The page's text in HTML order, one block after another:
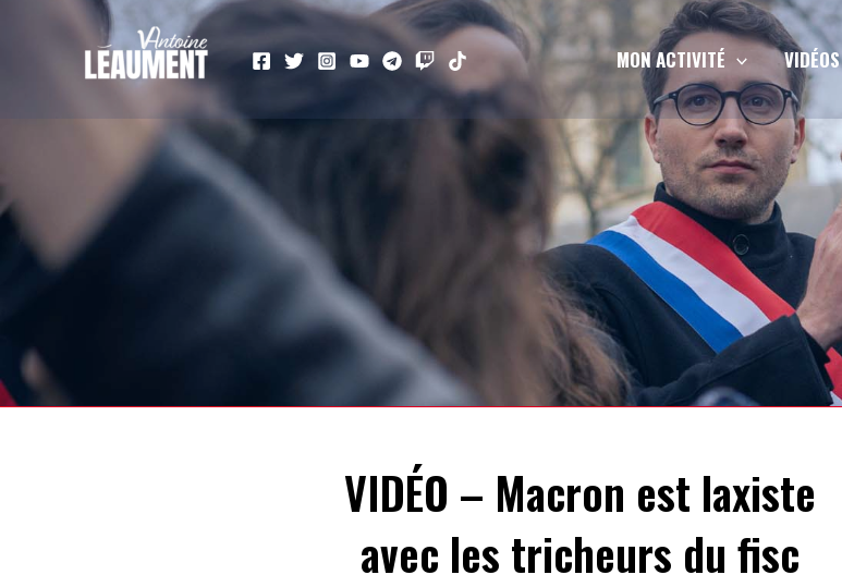
MON ACTIVITÉ VIDÉOS
VIDÉO – Macron est laxiste
avec les tricheurs du fisc